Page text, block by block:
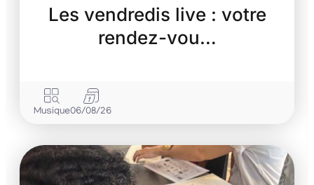
Les vendredis live : votre
rendez-vou…
Musique06/08/26